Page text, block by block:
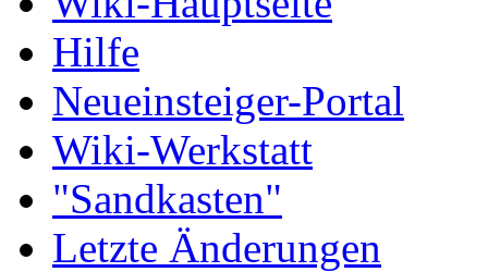
Hilfe
Neueinsteiger-Portal
Wiki-Werkstatt
"Sandkasten"
Letzte Änderungen